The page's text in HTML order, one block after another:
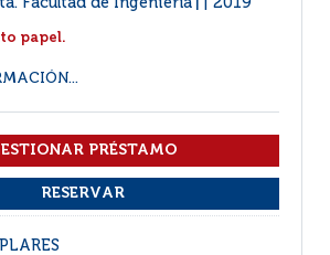
Facultad de Ingeniería
2019
papel.